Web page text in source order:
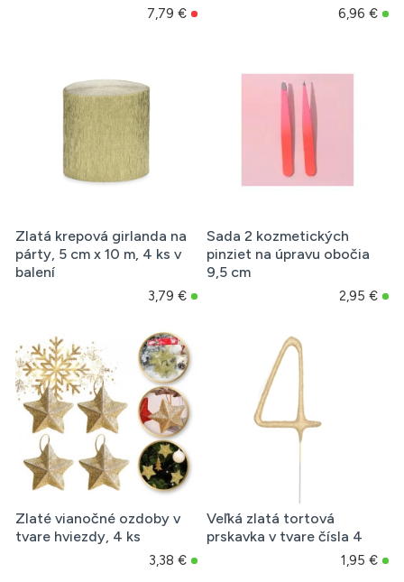
7,79 € 6,96 €
Zlatá krepová girlanda na
párty, 5 cm x 10 m, 4 ks v
balení
3,79 €
Sada 2 kozmetických
pinziet na úpravu obočia
9,5 cm
2,95 €
Zlaté vianočné ozdoby v
tvare hviezdy, 4 ks
3,38 €
Veľká zlatá tortová
prskavka v tvare čísla 4
1,95 €